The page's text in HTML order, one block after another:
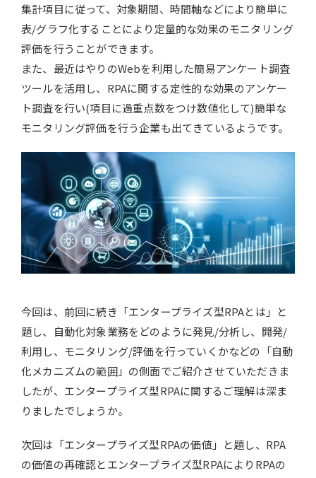
集計項目に従って、対象期間、時間軸などにより簡単に
表/グラフ化することにより定量的な効果のモニタリング
評価を行うことができます。
また、最近はやりのWebを利用した簡易アンケート調査
ツールを活用し、RPAに関する定性的な効果のアンケー
ト調査を行い(項目に過重点数をつけ数値化して)簡単な
モニタリング評価を行う企業も出てきているようです。
今回は、前回に続き「エンタープライズ型RPAとは」と
題し、自動化対象業務をどのように発見/分析し、開発/
利用し、モニタリング/評価を行っていくかなどの「自動
化メカニズムの範囲」の側面でご紹介させていただきま
したが、エンタープライズ型RPAに関するご理解は深ま
りましたでしょうか。
次回は「エンタープライズ型RPAの価値」と題し、RPA
の価値の再確認とエンタープライズ型RPAによりRPAの